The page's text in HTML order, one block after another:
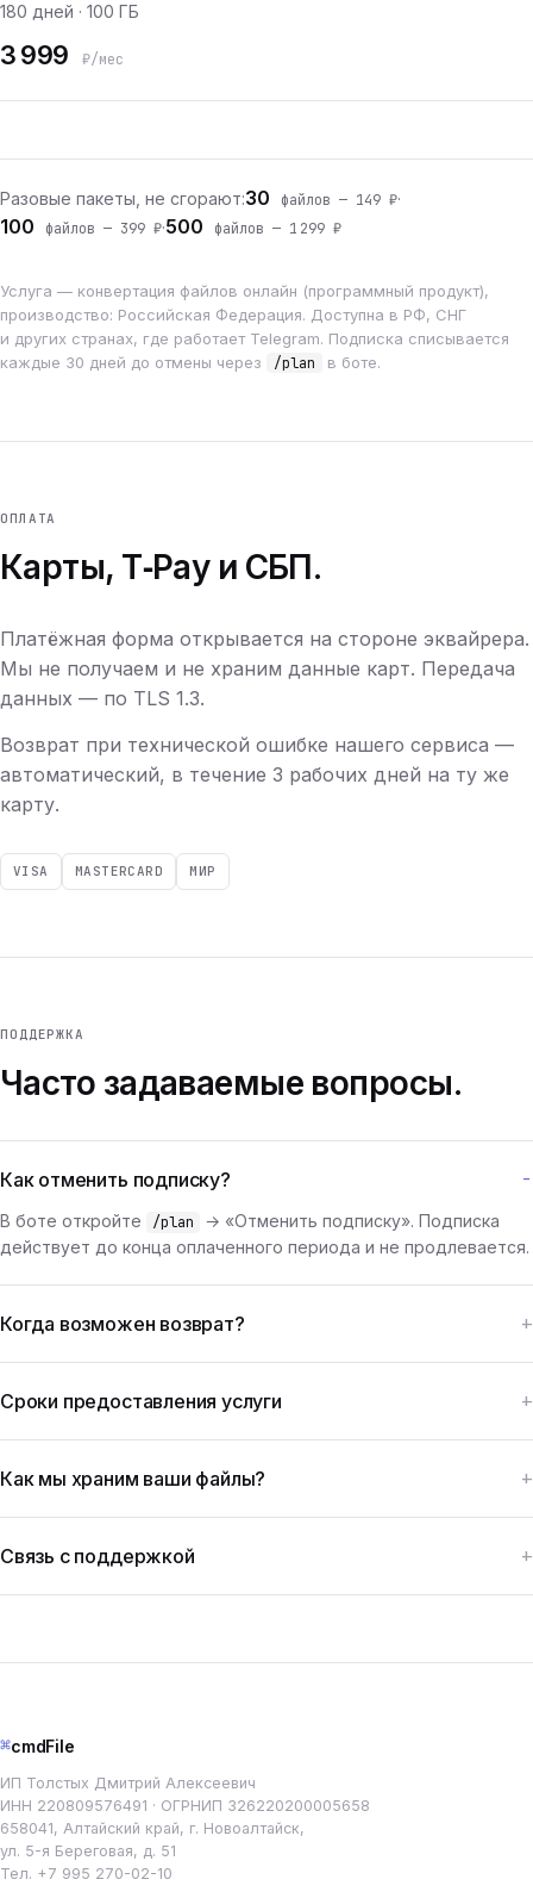
180 дней · 100 ГБ
3 999 ₽/мес
Разовые пакеты, не сгорают:30 файлов — 149 ₽·
100 файлов — 399 ₽·500 файлов — 1 299 ₽
Услуга — конвертация файлов онлайн (программный продукт),
производство: Российская Федерация. Доступна в РФ, СНГ
и других странах, где работает Telegram. Подписка списывается
каждые 30 дней до отмены через
/plan в боте.
ОПЛАТА
Карты, T‑Pay и СБП.
Платёжная форма открывается на стороне эквайрера.
Мы не получаем и не храним данные карт. Передача
данных — по TLS 1.3.
Возврат при технической ошибке нашего сервиса —
автоматический, в течение 3 рабочих дней на ту же
карту.
VISA MASTERCARD МИР
ПОДДЕРЖКА
Часто задаваемые вопросы.
Как отменить подписку?
В боте откройте /plan
→ «Отменить подписку». Подписка
действует до конца оплаченного периода и не продлевается.
Когда возможен возврат?
Сроки предоставления услуги
Как мы храним ваши файлы?
Связь с поддержкой
⌘cmdFile
ИП Толстых Дмитрий Алексеевич
ИНН 220809576491 · ОГРНИП 326220200005658
658041, Алтайский край, г. Новоалтайск,
ул. 5-я Береговая, д. 51
Тел. +7 995 270-02-10